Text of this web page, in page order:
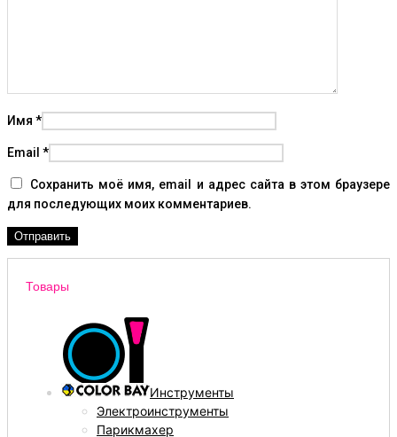
Имя *
Email *
Сохранить моё имя, email и адрес сайта в этом браузере
для последующих моих комментариев.
Товары
Инструменты
Электроинструменты
Парикмахер